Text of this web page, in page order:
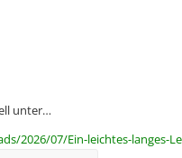
unter…
2026/07/Ein-leichtes-langes-